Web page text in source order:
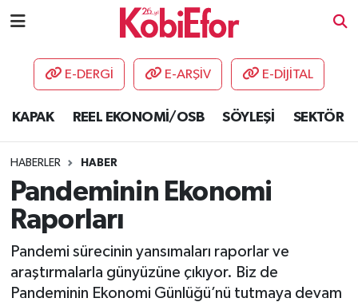
E-DERGİ E-ARŞİV E-DİJİTAL
KAPAK REEL EKONOMİ/OSB SÖYLEŞİ SEKTÖR
HABERLER HABER
Pandeminin Ekonomi
Raporları
Pandemi sürecinin yansımaları raporlar ve
araştırmalarla günyüzüne çıkıyor. Biz de
Pandeminin Ekonomi Günlüğü’nü tutmaya devam
AKADEMİ
DESTEK-TEŞVİK
ETKİNLİK
GÜNCEL
HABERLER